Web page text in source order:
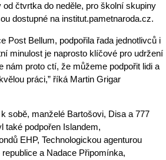
čtvrtka do neděle, pro školní skupiny
dostupné na institut.pametnaroda.cz.
Post Bellum, podpořila řada jednotlivců i
minulost je naprosto klíčové pro udržení
proto ctí, že můžeme podpořit lidi a
práci,” říká Martin Grigar
sobě, manželé Bartošovi, Disa a 777
také podpořen Islandem,
EHP, Technologickou agenturou
a Nadace Připomínka,